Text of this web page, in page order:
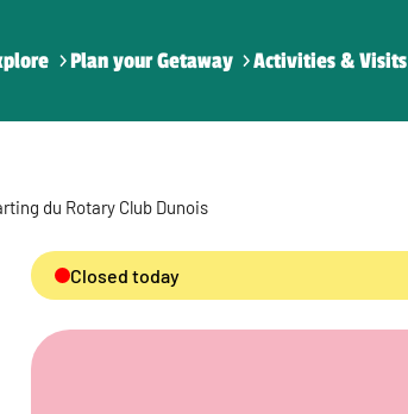
Plan your Getaway Activities & Visits
du Rotary Club Dunois
Closed today